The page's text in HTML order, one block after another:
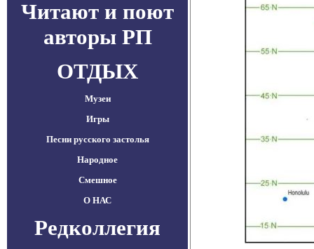
Читают и поют
авторы РП
ОТДЫХ
Музеи
Игры
Песни русского застолья
Народное
Смешное
О НАС
Редколлегия